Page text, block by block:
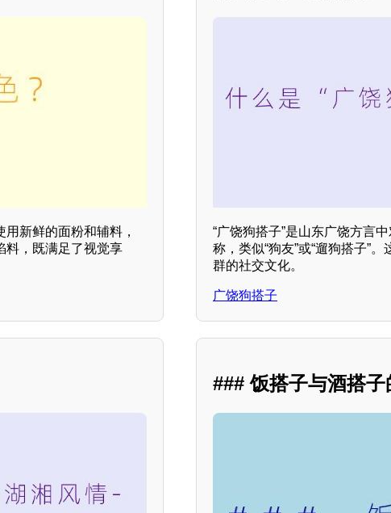
新鲜的面粉和辅料，
料，既满足了视觉享
“广饶狗搭子”是山东广饶方言
称，类似“狗友”或“遛狗搭子”
群的社交文化。
广饶狗搭子
### 饭搭子与酒搭